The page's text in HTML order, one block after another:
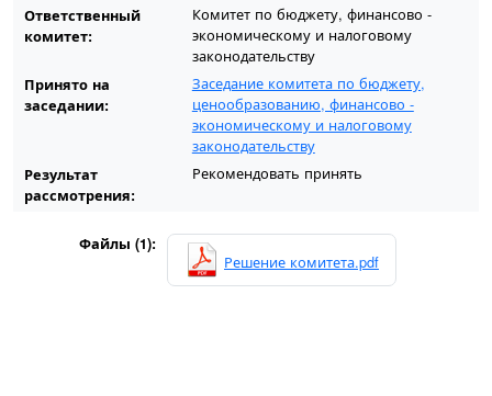
Ответственный
комитет:
Комитет по бюджету, финансово -
экономическому и налоговому
законодательству
Принято на
заседании:
Заседание комитета по бюджету,
ценообразованию, финансово -
экономическому и налоговому
законодательству
Результат
рассмотрения:
Рекомендовать принять
Файлы (1):
Решение комитета.pdf